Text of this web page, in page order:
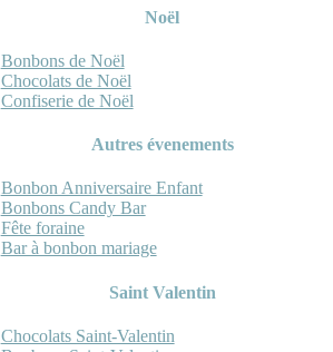
Noël
Bonbons de Noël
Chocolats de Noël
Confiserie de Noël
Autres évenements
Bonbon Anniversaire Enfant
Bonbons Candy Bar
Fête foraine
Bar à bonbon mariage
Saint Valentin
Chocolats Saint-Valentin